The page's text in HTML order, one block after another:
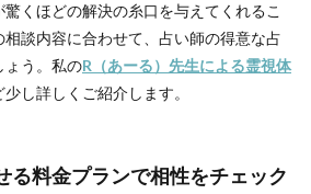
くほどの解決の糸口を与えてくれるこ
談内容に合わせて、占い師の得意な占
ょう。私のR（あーる）先生による霊視体
し詳しくご紹介します。
る料金プランで相性をチェック